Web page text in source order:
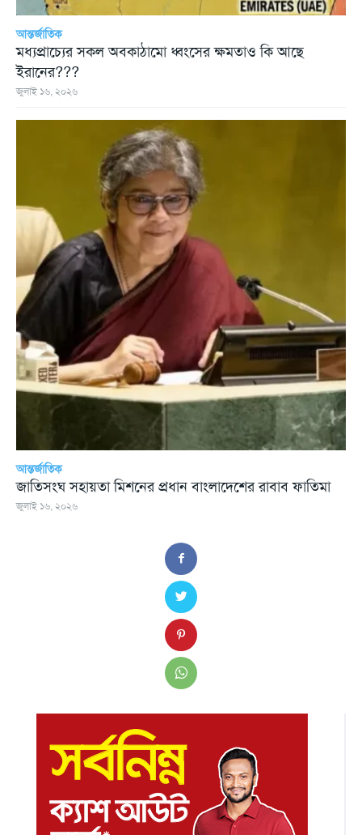
আন্তর্জাতিক
মধ্যপ্রাচ্যের সকল অবকাঠামো ধ্বংসের ক্ষমতাও কি আছে
ইরানের???
জুলাই ১৬, ২০২৬
আন্তর্জাতিক
জাতিসংঘ সহায়তা মিশনের প্রধান বাংলাদেশের রাবাব ফাতিমা
জুলাই ১৬, ২০২৬